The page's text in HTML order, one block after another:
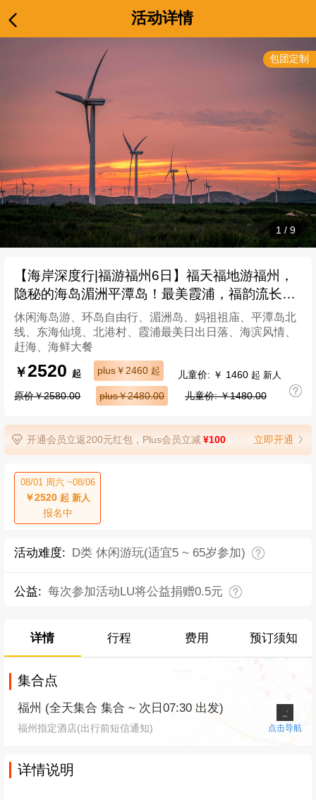
活动详情
1 / 9
【海岸深度行|福游福州6日】福天福地游福州，
隐秘的海岛湄洲平潭岛！最美霞浦，福韵流长之
旅...
休闲海岛游、环岛自由行、湄洲岛、妈祖祖庙、平潭岛北
线、东海仙境、北港村、霞浦最美日出日落、海滨风情、
赶海、海鲜大餐
￥2520起 plus￥2460 起 儿童价: ￥ 1460 起 新人
原价￥2580.00 plus￥2480.00 儿童价: ￥1480.00
开通会员立返200元红包，Plus会员立减¥100 立即开通
08/01 周六 ~08/06
￥2520起 新人
报名中
包团定制
活动难度: D类 休闲游玩(适宜5 ~ 65岁参加)
公益: 每次参加活动LU将公益捐赠0.5元
详情 行程 费用 预订须知
集合点
福州 (全天集合 集合 ~ 次日07:30 出发)
福州指定酒店(出行前短信通知) 点击导航
详情说明